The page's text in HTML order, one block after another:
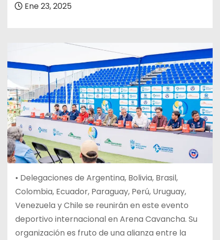
Ene 23, 2025
• Delegaciones de Argentina, Bolivia, Brasil,
Colombia, Ecuador, Paraguay, Perú, Uruguay,
Venezuela y Chile se reunirán en este evento
deportivo internacional en Arena Cavancha. Su
organización es fruto de una alianza entre la